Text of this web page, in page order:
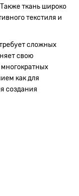
ткань широко
текстиля и
сложных
свою
как для
создания